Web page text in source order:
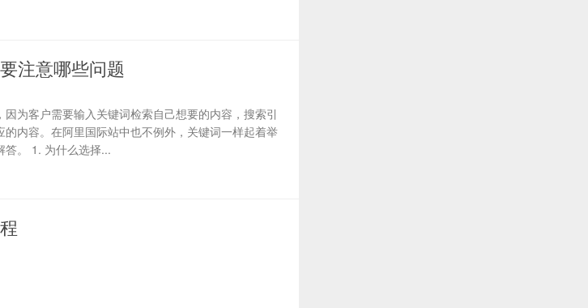
注意哪些问题
为客户需要输入关键词检索自己想要的内容，搜索引
内容。在阿里国际站中也不例外，关键词一样起着举
答。 1. 为什么选择...